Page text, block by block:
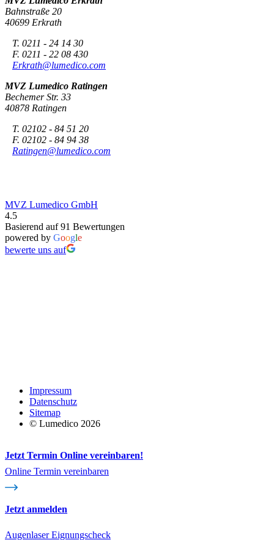
Bahnstraße 20
40699 Erkrath
T. 0211 - 24 14 30
F. 0211 - 22 08 430
Erkrath@lumedico.com
MVZ Lumedico Ratingen
Bechemer Str. 33
40878 Ratingen
T. 02102 - 84 51 20
F. 02102 - 84 94 38
Ratingen@lumedico.com
MVZ Lumedico GmbH
4.5
Basierend auf 91 Bewertungen
powered by Google
bewerte uns auf
Impressum
Datenschutz
Sitemap
© Lumedico 2026
Jetzt Termin Online vereinbaren!
Online Termin vereinbaren
Jetzt anmelden
Augenlaser Eignungscheck